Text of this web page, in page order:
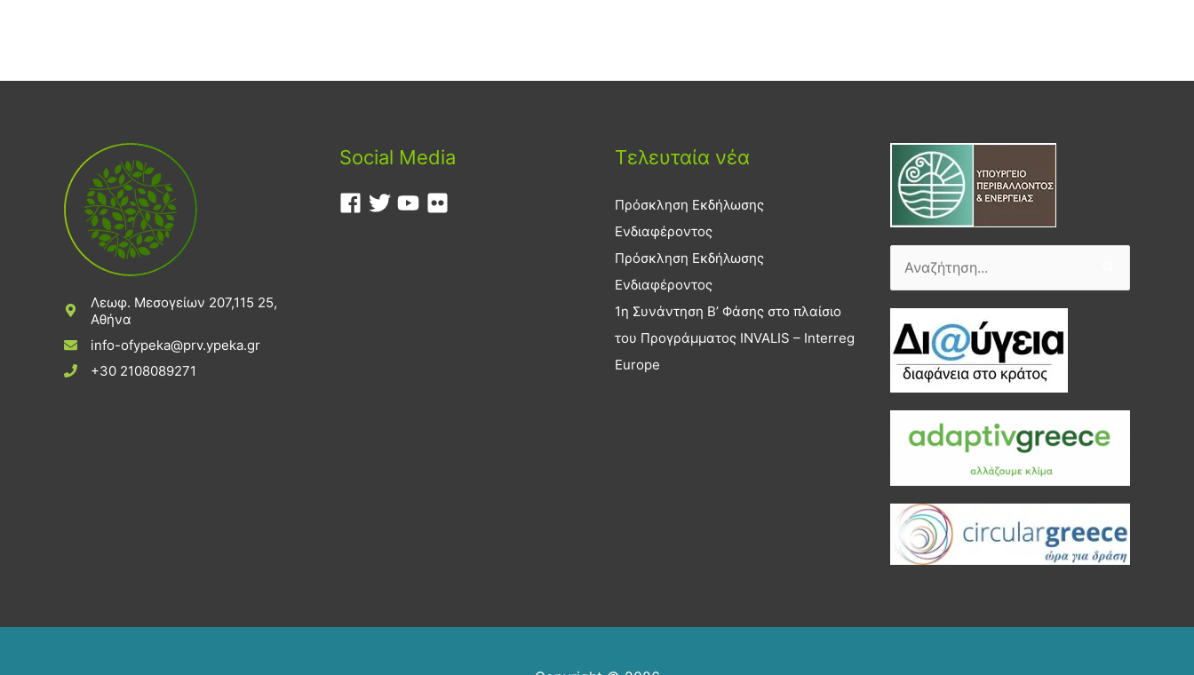
Λεωφ. Μεσογείων 207,115 25,
Αθήνα
info-ofypeka@prv.ypeka.gr
+30 2108089271
Social Media Τελευταία νέα
Πρόσκληση Εκδήλωσης
Ενδιαφέροντος
Πρόσκληση Εκδήλωσης
Ενδιαφέροντος
1η Συνάντηση Β’ Φάσης στο πλαίσιο
του Προγράμματος INVALIS – Interreg
Europe
Αναζήτηση